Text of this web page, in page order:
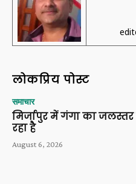
लोकप्रिय पोस्ट
समाचार
मिर्जापुर में गंगा का
रहा है
August 6, 2026